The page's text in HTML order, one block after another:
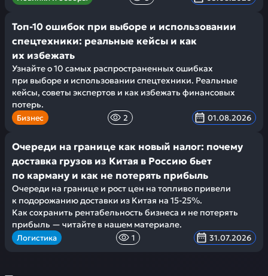
Топ-10 ошибок при выборе и использовании
спецтехники: реальные кейсы и как
их избежать
Узнайте о 10 самых распространенных ошибках
при выборе и использовании спецтехники. Реальные
кейсы, советы экспертов и как избежать финансовых
потерь.
Бизнес 2 01.08.2026
Очереди на границе как новый налог: почему
доставка грузов из Китая в Россию бьет
по карману и как не потерять прибыль
Очереди на границе и рост цен на топливо привели
к подорожанию доставки из Китая на 15-25%.
Как сохранить рентабельность бизнеса и не потерять
прибыль — читайте в нашем материале.
Логистика 1 31.07.2026